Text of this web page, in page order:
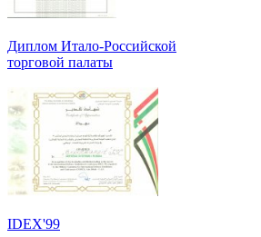
Диплом Итало-Российской
торговой палаты
IDEX'99